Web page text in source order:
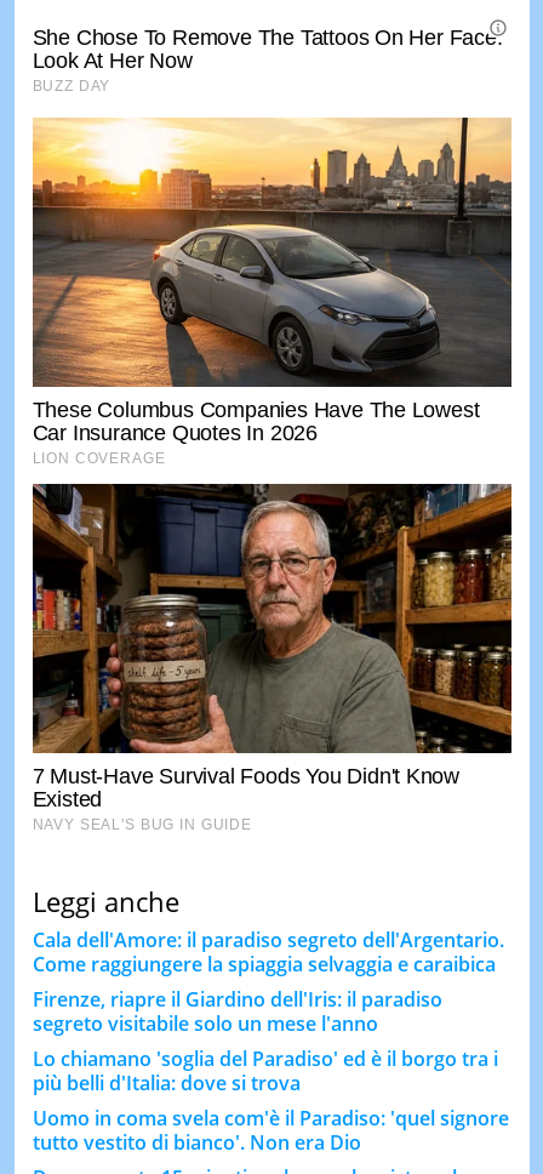
Leggi anche
Cala dell'Amore: il paradiso segreto dell'Argentario.
Come raggiungere la spiaggia selvaggia e caraibica
Firenze, riapre il Giardino dell'Iris: il paradiso
segreto visitabile solo un mese l'anno
Lo chiamano 'soglia del Paradiso' ed è il borgo tra i
più belli d'Italia: dove si trova
Uomo in coma svela com'è il Paradiso: 'quel signore
tutto vestito di bianco'. Non era Dio